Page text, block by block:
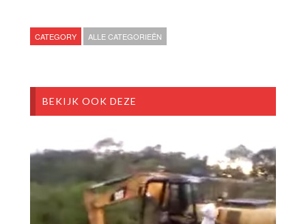
CATEGORY ALLE CATEGORIEËN
BEKIJK OOK DEZE